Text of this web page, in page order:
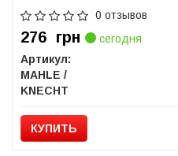
0 отзывов
276 грн
сегодня
Артикул:
MAHLE /
KNECHT
КУПИТЬ